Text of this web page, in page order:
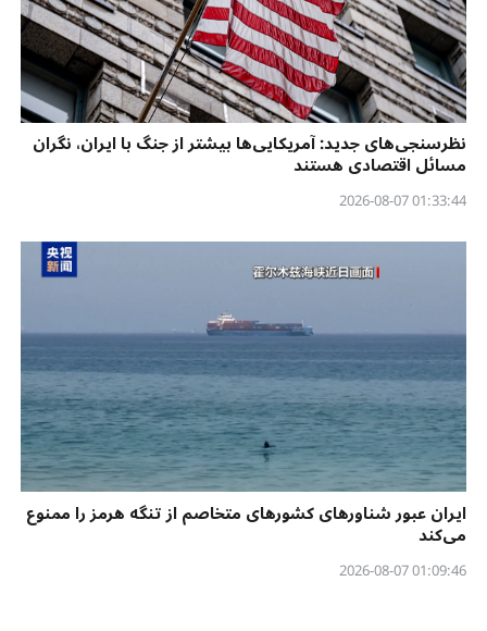
نظرسنجی‌‌های جدید: آمریکایی‌ها بیشتر از جنگ با ایران، نگران
مسائل اقتصادی هستند
01:33:44 2026-08-07
ایران عبور شناورهای کشورهای متخاصم از تنگه هرمز را ممنوع
می‌کند
01:09:46 2026-08-07